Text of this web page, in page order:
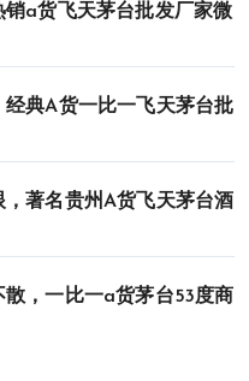
a货飞天茅台批发厂家微
典A货一比一飞天茅台批
著名贵州A货飞天茅台酒
，一比一a货茅台53度商